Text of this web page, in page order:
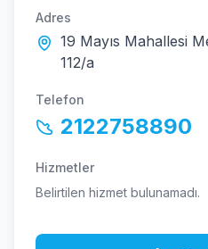
Adres
19 Mayıs Mahallesi
112/a
Telefon
2122758890
Hizmetler
Belirtilen hizmet bulunamadı.